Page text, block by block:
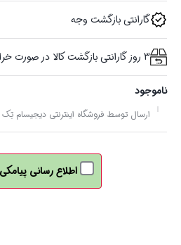
گارانتی بازگشت وجه
3 روز گارانتی بازگشت کالا در صورت خرابی
ناموجود
ارسال توسط فروشگاه اینترنتی دیجیسام تِک
اطلاع رسانی